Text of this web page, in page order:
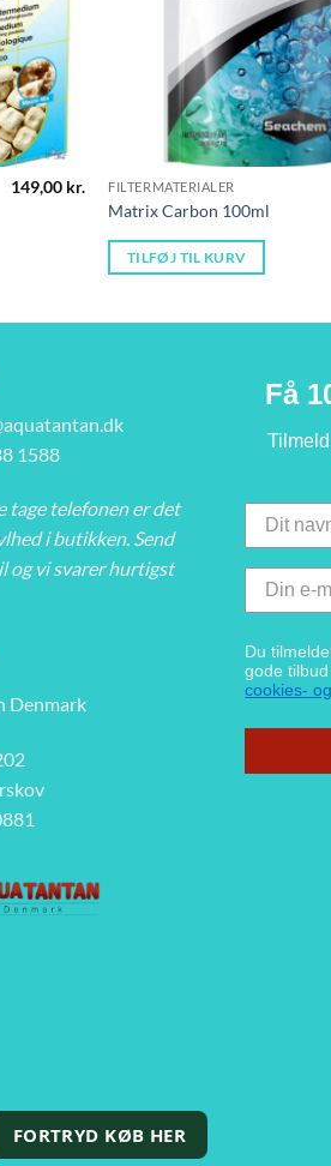
149,00 kr. FILTERMATERIALER
Matrix Carbon 100ml
TILFØJ TIL KURV
1588
tage telefonen er det
i butikken. Send
og vi svarer hurtigst
Denmark
Få
Du
gode
cookies-
FORTRYD KØB HER